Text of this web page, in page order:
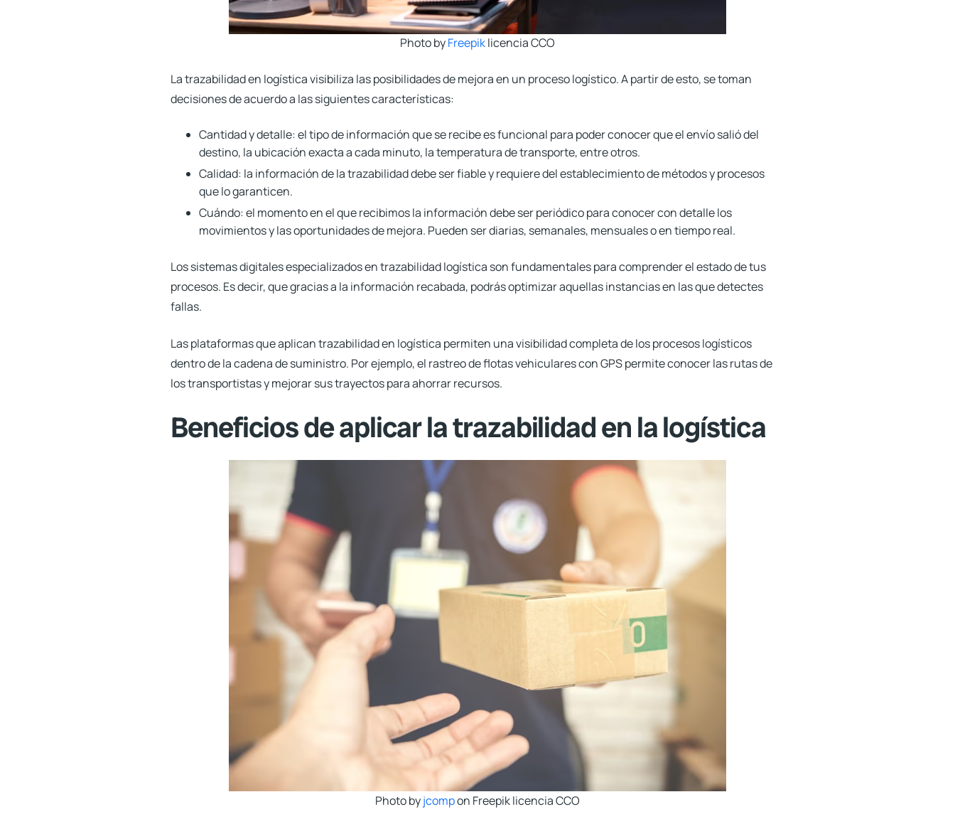
Photo byFreepiklicencia CCO
La trazabilidad en logísticavisibiliza las posibilidades de mejora en un proceso logístico. A partir de esto, se toman
decisiones de acuerdo a las siguientes características:
Cantidad y detalle:el tipo de información que se recibe es funcional para poder conocer que el envío salió del
destino, la ubicación exacta a cada minuto, la temperatura de transporte, entre otros.
Calidad: la información de la trazabilidad debe ser fiable y requiere del establecimiento de métodos y procesos
que lo garanticen.
Cuándo:el momento en el que recibimos la información debe ser periódico para conocer con detalle los
movimientos y las oportunidades de mejora. Pueden ser diarias, semanales, mensuales o en tiempo real.
Los sistemas digitales especializados en trazabilidad logística son fundamentales paracomprender el estado de tus
procesos. Es decir, que gracias a la información recabada, podrás optimizar aquellas instancias en las que detectes
fallas.
Las plataformas que aplican trazabilidad en logística permiten una visibilidad completa de los procesos logísticos
dentro de la cadena de suministro. Por ejemplo, el rastreo de flotas vehiculares con GPS permite conocer las rutas de
los transportistas y mejorar sus trayectos para ahorrar recursos.
Beneficios de aplicar la trazabilidad en la logística
Photo byjcompon Freepik licencia CCO